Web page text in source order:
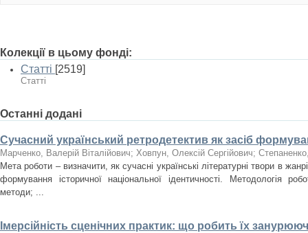
Колекції в цьому фонді:
Статті [2519]
Статті
Останні додані
Сучасний український ретродетектив як засіб
Марченко, Валерій Віталійович; Ховпун, Олексій Сергійович;
Мета роботи – визначити, як сучасні українські літературні твори в
формування історичної національної ідентичності. Методологія
методи; ...
Імерсійність сценічних практик: що робить їх